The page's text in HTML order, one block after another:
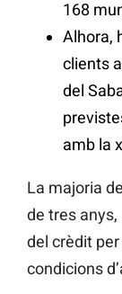
168
Alhora,
clients
del
amb la
La majoria
de tres
del crèdit
condicions